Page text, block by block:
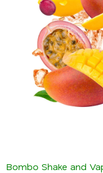
Bombo Shake and